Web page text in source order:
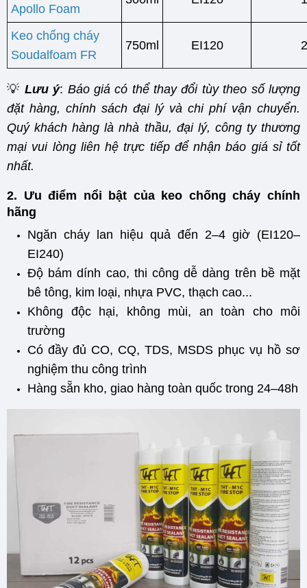
Apollo Foam
Keo chống cháy
Soudalfoam FR
750ml EI120
💡 Lưu ý: Báo giá có thể thay đổi tùy theo số lượng
đặt hàng, chính sách đại lý và chi phí vận chuyển.
Quý khách hàng là nhà thầu, đại lý, công ty thương
mại vui lòng liên hệ trực tiếp để nhận báo giá sỉ tốt
nhất.
2. Ưu điểm nổi bật của keo chống cháy chính
hãng
Ngăn cháy lan hiệu quả đến 2–4 giờ (EI120–
EI240)
Độ bám dính cao, thi công dễ dàng trên bề mặt
bê tông, kim loại, nhựa PVC, thạch cao...
Không độc hại, không mùi, an toàn cho môi
trường
Có đầy đủ CO, CQ, TDS, MSDS phục vụ hồ sơ
nghiệm thu công trình
Hàng sẵn kho, giao hàng toàn quốc trong 24–48h